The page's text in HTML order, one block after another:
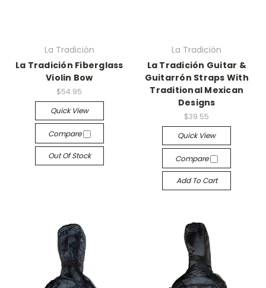
La Tradición
La Tradición Fiberglass
Violin Bow
$54.95
Quick View
Compare
Out Of Stock
La Tradición
La Tradición Guitar &
Guitarrón Straps With
Traditional Mexican
Designs
$39.55
Quick View
Compare
Add To Cart